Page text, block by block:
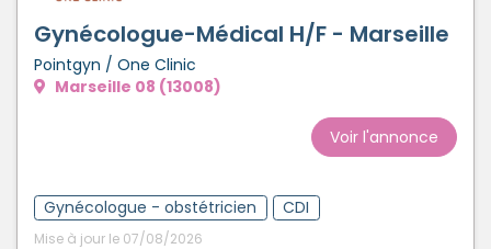
Gynécologue-Médical H/F - Marseille
Pointgyn / One Clinic
Marseille 08 (13008)
Voir l'annonce
Gynécologue - obstétricien CDI
Mise à jour le 07/08/2026